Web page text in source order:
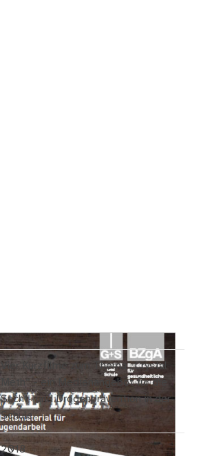
Vier Kurzfilme zum Thema „Crystal
Meth“ - ein Medienangebot für die
Sucht- und Drogenprävention in der
Schule
2018